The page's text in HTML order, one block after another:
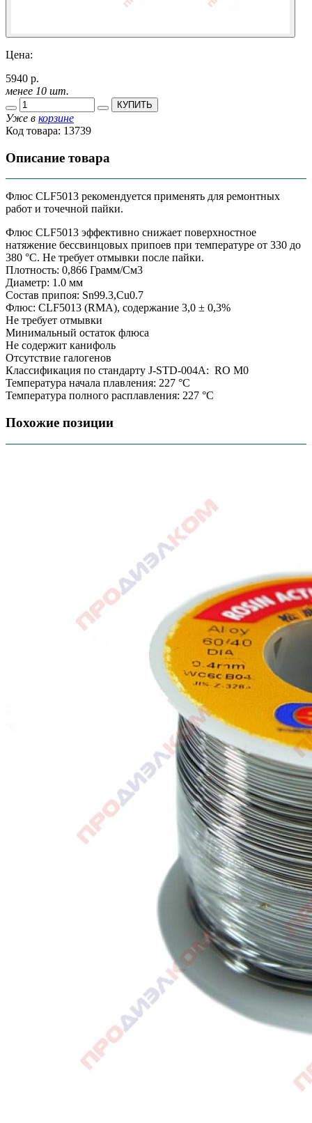
Цена:
5940 р.
менее 10 шт.
КУПИТЬ
Уже в корзине
Код товара: 13739
Описание товара
Флюс CLF5013 рекомендуется применять для ремонтных
работ и точечной пайки.
Флюс CLF5013 эффективно снижает поверхностное
натяжение бессвинцовых припоев при температуре от 330 до
380 °С. Не требует отмывки после пайки.
Плотность: 0,866 Грамм/См3
Диаметр: 1.0 мм
Состав припоя: Sn99.3,Cu0.7
Флюс: CLF5013 (RMA), содержание 3,0 ± 0,3%
Не требует отмывки
Минимальный остаток флюса
Не содержит канифоль
Отсутствие галогенов
Классификация по стандарту J-STD-004A: RO M0
Температура начала плавления: 227 °C
Температура полного расплавления: 227 °C
Похожие позиции